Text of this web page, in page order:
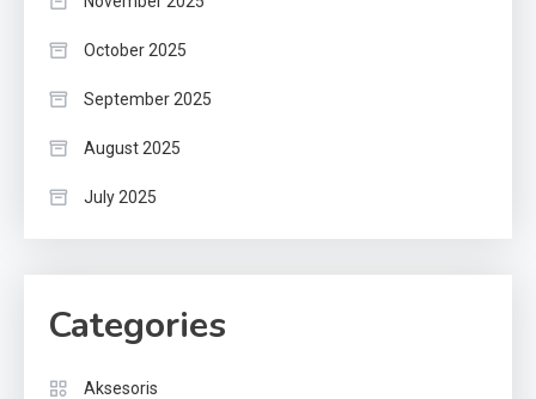
October 2025
September 2025
August 2025
July 2025
Categories
Aksesoris